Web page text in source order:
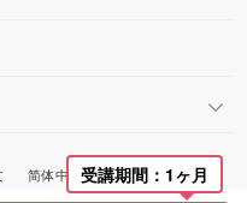
受講期間：1ヶ月
简体中文 한국어